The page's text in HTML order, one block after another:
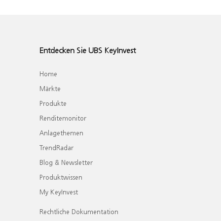
Entdecken Sie UBS KeyInvest
Home
Märkte
Produkte
Renditemonitor
Anlagethemen
TrendRadar
Blog & Newsletter
Produktwissen
My KeyInvest
Rechtliche Dokumentation